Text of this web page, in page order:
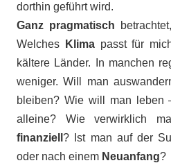
dorthin geführt wird.
Ganz pragmatisch
Welches
Klimapasst für
kältere Länder. In manchen
weniger. Will man
bleiben? Wie will man leben
alleine? Wie verwirklich
finanziell ? Ist man auf der
oder nach einem Neuanfang?